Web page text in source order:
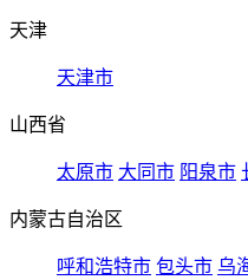
天津
天津市
山西省
太原市 大同市 阳泉市
内蒙古自治区
呼和浩特市 包头市 乌